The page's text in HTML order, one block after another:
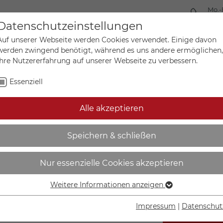
Mein
Sonderanfertigungen
|
IN DEN
unserer Webseite werden Cookies verwendet. Einige davon
zwingend benötigt, während es uns andere ermöglichen,
Nutzererfahrung auf unserer Webseite zu verbessern.
Essenziell
Alle akzeptieren
Speichern & schließen
Nur essenzielle Cookies akzeptieren
Essenzielle Cookies werden für grundlegende Funktionen der
Weitere Informationen anzeigen
Impressum